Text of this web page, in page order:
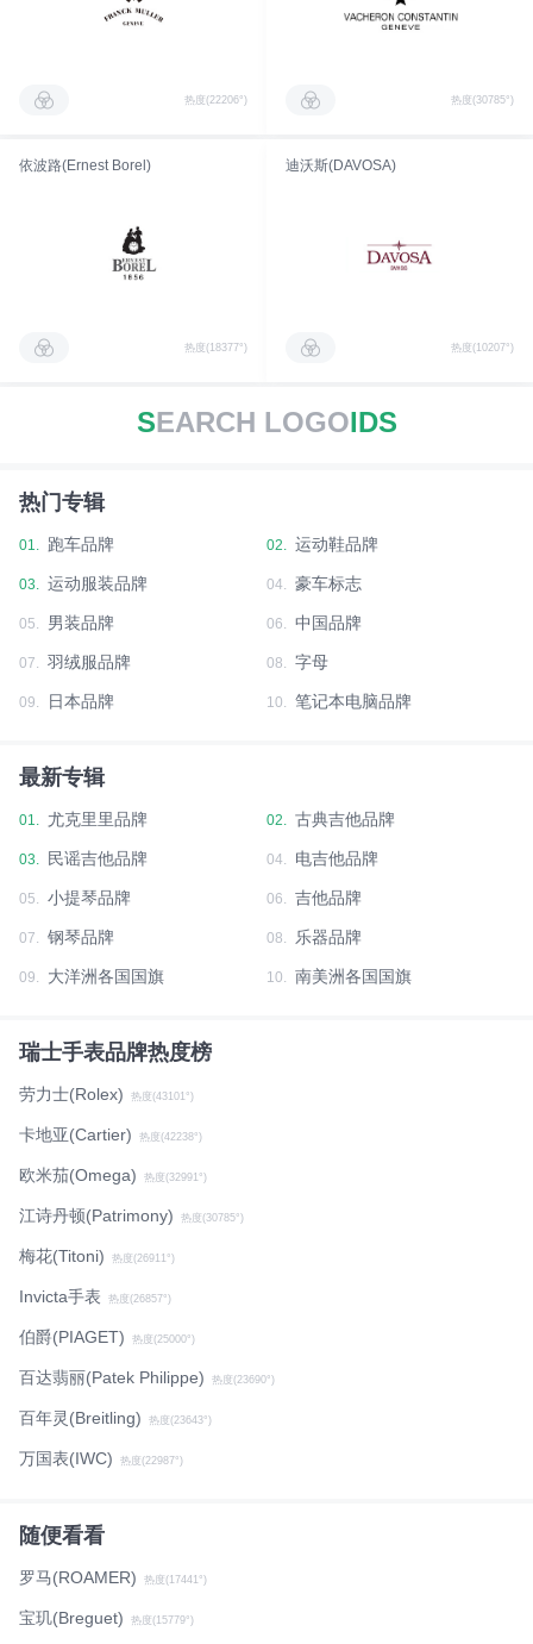
热度(22206°) 热度(30785°)
依波路(Ernest Borel)
热度(18377°)
迪沃斯(DAVOSA)
热度(10207°)
SEARCH LOGOIDS
热门专辑
01. 跑车品牌 02. 运动鞋品牌
03. 运动服装品牌 04. 豪车标志
05. 男装品牌 06. 中国品牌
07. 羽绒服品牌 08. 字母
09. 日本品牌 10. 笔记本电脑品牌
最新专辑
01. 尤克里里品牌 02. 古典吉他品牌
03. 民谣吉他品牌 04. 电吉他品牌
05. 小提琴品牌 06. 吉他品牌
07. 钢琴品牌 08. 乐器品牌
09. 大洋洲各国国旗 10. 南美洲各国国旗
瑞士手表品牌热度榜
劳力士(Rolex) 热度(43101°)
卡地亚(Cartier) 热度(42238°)
欧米茄(Omega) 热度(32991°)
江诗丹顿(Patrimony) 热度(30785°)
梅花(Titoni) 热度(26911°)
Invicta手表 热度(26857°)
伯爵(PIAGET) 热度(25000°)
百达翡丽(Patek Philippe) 热度(23690°)
百年灵(Breitling) 热度(23643°)
万国表(IWC) 热度(22987°)
随便看看
罗马(ROAMER) 热度(17441°)
宝玑(Breguet) 热度(15779°)